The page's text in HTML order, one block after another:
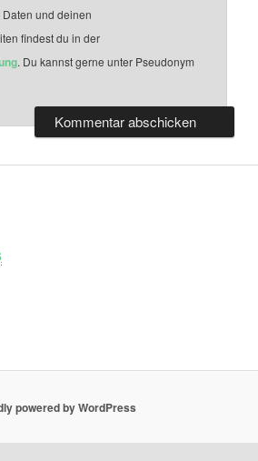
und deinen
findest du in der
. Du kannst gerne unter Pseudonym
powered by WordPress